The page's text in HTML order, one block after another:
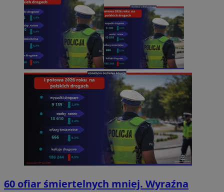
60 ofiar śmiertelnych mniej. Wyraźna